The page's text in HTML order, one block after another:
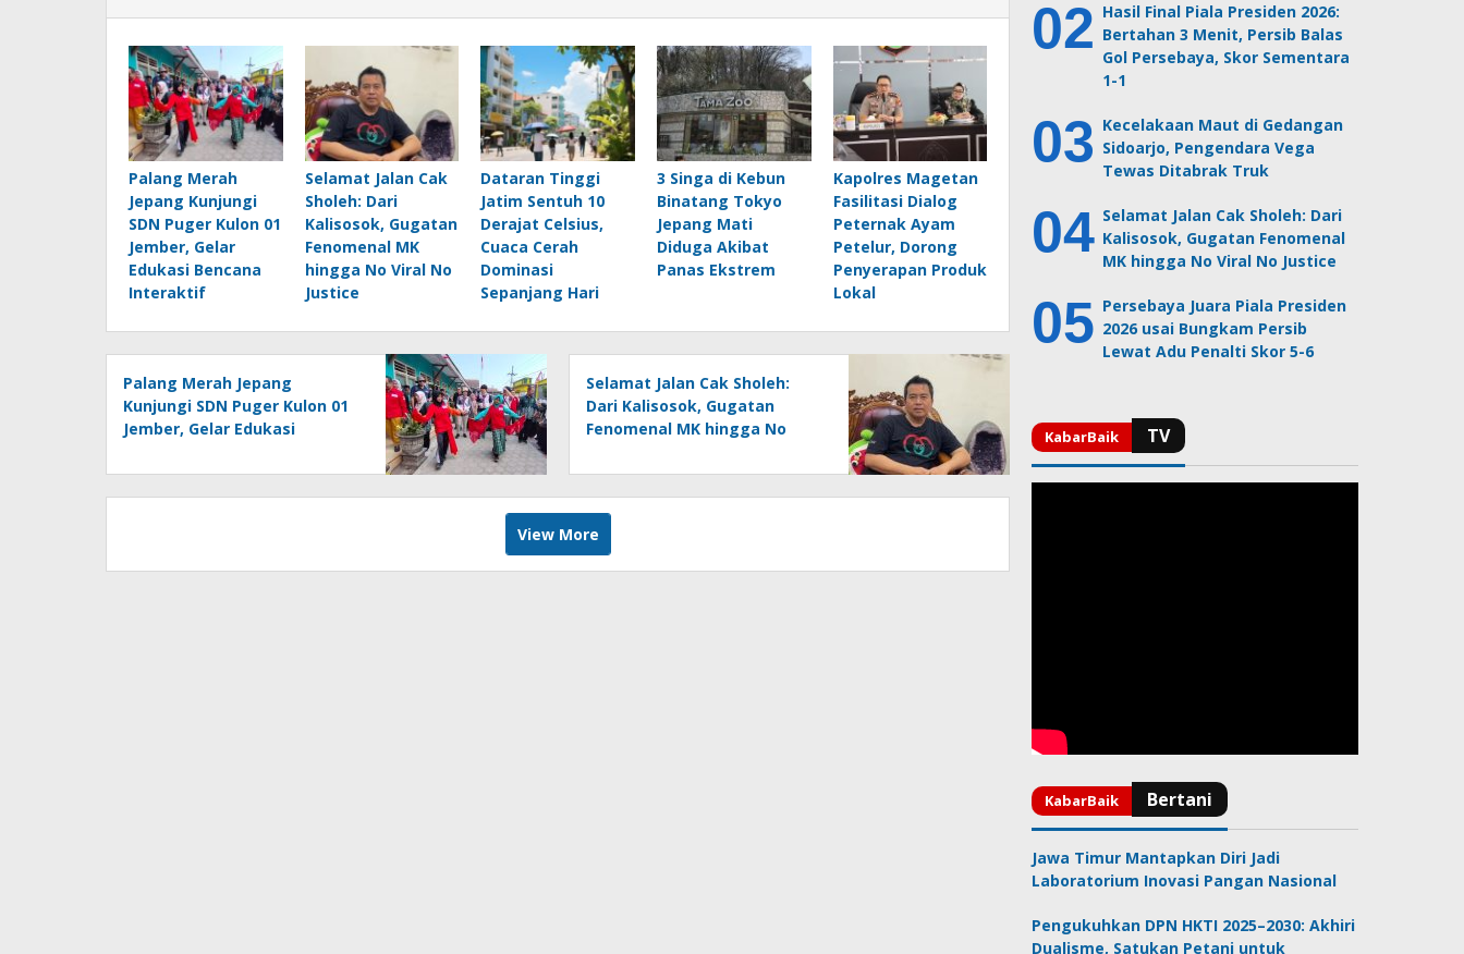
Palang Merah
Jepang Kunjungi
SDN Puger Kulon 01
Jember, Gelar
Edukasi Bencana
Interaktif
Selamat Jalan Cak
Sholeh: Dari
Kalisosok, Gugatan
Fenomenal MK
hingga No Viral No
Justice
Dataran Tinggi
Jatim Sentuh 10
Derajat Celsius,
Cuaca Cerah
Dominasi
Sepanjang Hari
3 Singa di Kebun
Binatang Tokyo
Jepang Mati
Diduga Akibat
Panas Ekstrem
Kapolres Magetan
Fasilitasi Dialog
Peternak Ayam
Petelur, Dorong
Penyerapan Produk
Lokal
Palang Merah Jepang
Kunjungi SDN Puger Kulon 01
Jember, Gelar Edukasi
Selamat Jalan Cak Sholeh:
Dari Kalisosok, Gugatan
Fenomenal MK hingga No
View More
Hasil Final Piala Presiden 2026:
Bertahan 3 Menit, Persib Balas
Gol Persebaya, Skor Sementara
1-1
Kecelakaan Maut di Gedangan
Sidoarjo, Pengendara Vega
Tewas Ditabrak Truk
Selamat Jalan Cak Sholeh: Dari
Kalisosok, Gugatan Fenomenal
MK hingga No Viral No Justice
Persebaya Juara Piala Presiden
2026 usai Bungkam Persib
Lewat Adu Penalti Skor 5-6
Jawa Timur Mantapkan Diri Jadi
Laboratorium Inovasi Pangan Nasional
Pengukuhkan DPN HKTI 2025–2030: Akhiri
Dualisme, Satukan Petani untuk